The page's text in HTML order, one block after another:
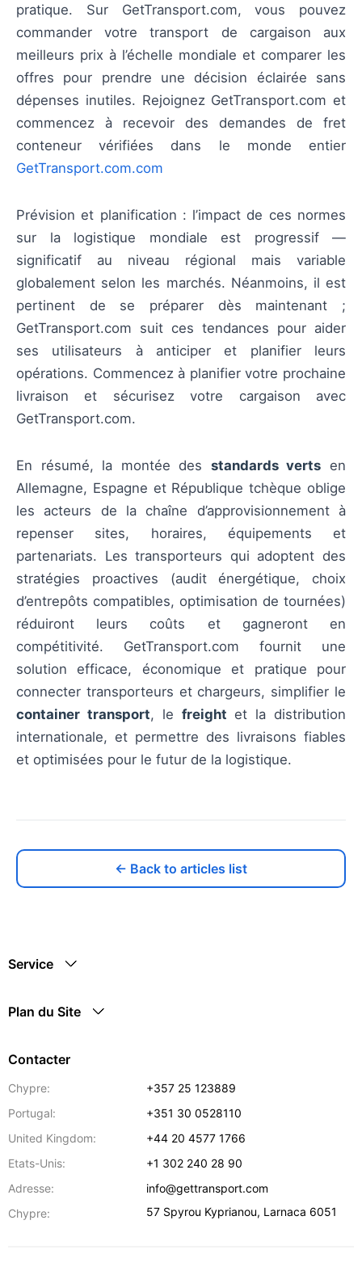
pratique. Sur GetTransport.com, vous pouvez
commander votre transport de cargaison aux
meilleurs prix à l’échelle mondiale et comparer les
offres pour prendre une décision éclairée sans
dépenses inutiles. Rejoignez GetTransport.com et
commencez à recevoir des demandes de fret
conteneur vérifiées dans le monde entier
GetTransport.com.com
Prévision et planification : l’impact de ces normes
sur la logistique mondiale est progressif —
significatif au niveau régional mais variable
globalement selon les marchés. Néanmoins, il est
pertinent de se préparer dès maintenant ;
GetTransport.com suit ces tendances pour aider
ses utilisateurs à anticiper et planifier leurs
opérations. Commencez à planifier votre prochaine
livraison et sécurisez votre cargaison avec
GetTransport.com.
En résumé, la montée des standards verts en
Allemagne, Espagne et République tchèque oblige
les acteurs de la chaîne d’approvisionnement à
repenser sites, horaires, équipements et
partenariats. Les transporteurs qui adoptent des
stratégies proactives (audit énergétique, choix
d’entrepôts compatibles, optimisation de tournées)
réduiront leurs coûts et gagneront en
compétitivité. GetTransport.com fournit une
solution efficace, économique et pratique pour
connecter transporteurs et chargeurs, simplifier le
container transport, le freight et la distribution
internationale, et permettre des livraisons fiables
et optimisées pour le futur de la logistique.
← Back to articles list
Service
Plan du Site
Contacter
Chypre:
+357 25 123889
Portugal:
+351 30 0528110
United Kingdom:
+44 20 4577 1766
Etats-Unis:
+1 302 240 28 90
Adresse:
info@gettransport.com
Chypre:
57 Spyrou Kyprianou, Larnaca 6051